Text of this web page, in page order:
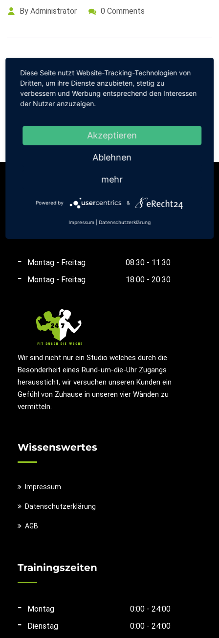
By Administrator 0 Comments
Büro-/Thekenzeiten
Montag - Freitag
08:30 - 11:30
Montag - Freitag
18:00 - 20:30
Wir sind nicht nur ein Studio welches durch die
Besonderheit eines Rund-um-die-Uhr Zugangs
heraussticht, wir versuchen unseren Kunden ein
Gefühl von Zuhause in unseren vier Wänden zu
vermitteln.
Wissenswertes
Impressum
Datenschutzerklärung
AGB
Trainingszeiten
Montag
0:00 - 24:00
Dienstag
0:00 - 24:00
Diese Seite nutzt Website-Tracking-Technologien von
Dritten, um ihre Dienste anzubieten, stetig zu
verbessern und Werbung entsprechend den Interessen
der Nutzer anzuzeigen.
Akzeptieren
Ablehnen
mehr
Powered by &
Impressum Datenschutzerklärung